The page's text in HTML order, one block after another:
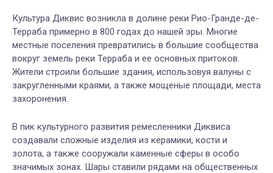
Культура Диквис возникла в долине реки Рио-Гранде-де-
Терраба примерно в 800 годах до нашей эры. Многие
местные поселения превратились в большие сообщества
вокруг земель реки Терраба и ее основных притоков.
Жители строили большие здания, использовуя валуны с
закругленными краями, а также мощеные площади, места
захоронения.
В пик культурного развития ремесленники Диквиса
создавали сложные изделия из керамики, кости и
золота, а также сооружали каменные сферы в особо
значимых зонах. Шары ставили рядами на общественных